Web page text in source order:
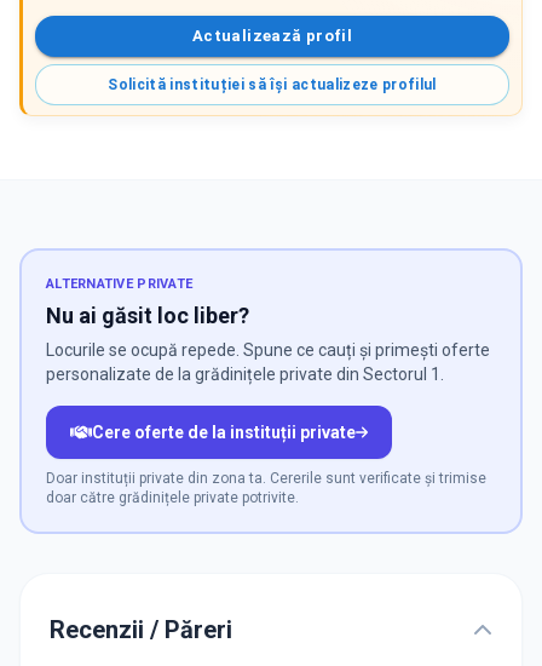
Actualizează profil
Solicită instituției să își actualizeze profilul
ALTERNATIVE PRIVATE
Nu ai găsit loc liber?
Locurile se ocupă repede. Spune ce cauți și primești oferte
personalizate de la grădinițele private din Sectorul 1.
Cere oferte de la instituții private
Doar instituții private din zona ta. Cererile sunt verificate și trimise
doar către grădinițele private potrivite.
Recenzii / Păreri